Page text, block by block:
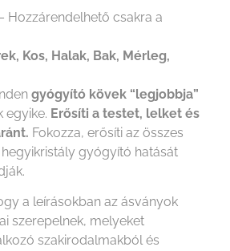
Hozzárendelhető csakra a
Kos, Halak, Bak, Mérleg,
gyógyító kövek “legjobbja”
egyike. Erősíti a testet, lelket és
Fokozza, erősíti az összes
gyógyító hatását
a leírásokban az ásványok
szerepelnek, melyeket
szakirodalmakból és